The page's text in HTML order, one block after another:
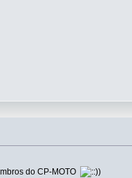
do CP-MOTO
)